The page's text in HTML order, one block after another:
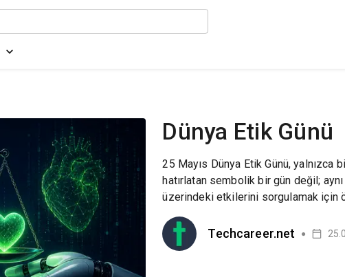
Dünya Etik Günü
25 Mayıs Dünya Etik Günü, yalnızca
hatırlatan sembolik bir gün değil;
üzerindeki etkilerini sorgulamak için
Techcareer.net ●